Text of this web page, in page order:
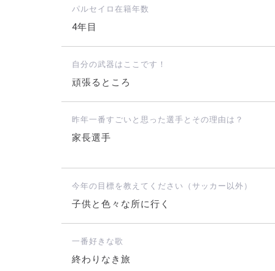
パルセイロ在籍年数
4年目
自分の武器はここです！
頑張るところ
昨年一番すごいと思った選手とその理由は？
家長選手
今年の目標を教えてください（サッカー以外）
子供と色々な所に行く
一番好きな歌
終わりなき旅